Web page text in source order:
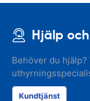
Hjälp
Behöver du
Kundtjänst